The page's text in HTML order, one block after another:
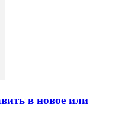
в новое или